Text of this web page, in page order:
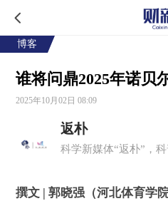
博客
谁将问鼎2025年诺贝
2025年10月02日 08:09
返朴
撰文 | 郭晓强（河北体育学院